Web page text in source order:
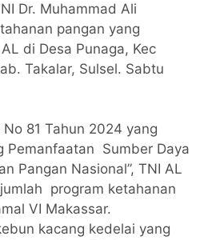
Dr. Muhammad Ali
pangan yang
di Desa Punaga, Kec
Takalar, Sulsel. Sabtu
81 Tahun 2024 yang
Pemanfaatan Sumber Daya
Pangan Nasional”, TNI AL
program ketahanan
VI Makassar.
kacang kedelai yang